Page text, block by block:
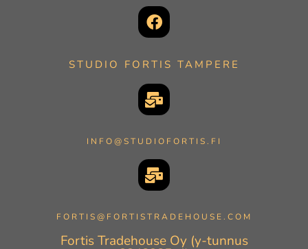
STUDIO FORTIS TAMPERE
INFO@STUDIOFORTIS.FI
FORTIS@FORTISTRADEHOUSE.COM
Fortis Tradehouse Oy (y-tunnus